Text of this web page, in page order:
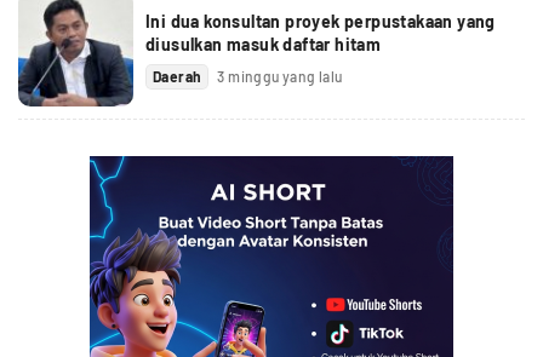
Ini dua konsultan proyek perpustakaan yang
diusulkan masuk daftar hitam
Daerah 3 minggu yang lalu